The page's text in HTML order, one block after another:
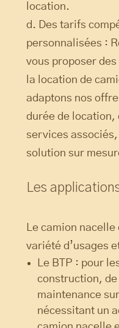
location.
d. Des tarifs
personnalisées :
vous proposer
la location de
adaptons nos
durée de location,
services
solution sur
Les
Le camion
variété d’usages
Le BTP : pour
construction,
maintenance
nécessitant un